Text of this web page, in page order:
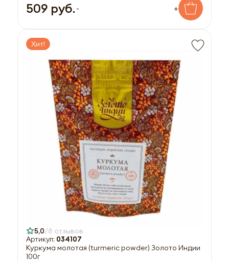
509 руб. - +
Хит!
5,0 8 отзывов
Артикул: 034107
Куркума молотая (turmeric powder) Золото Индии
100г